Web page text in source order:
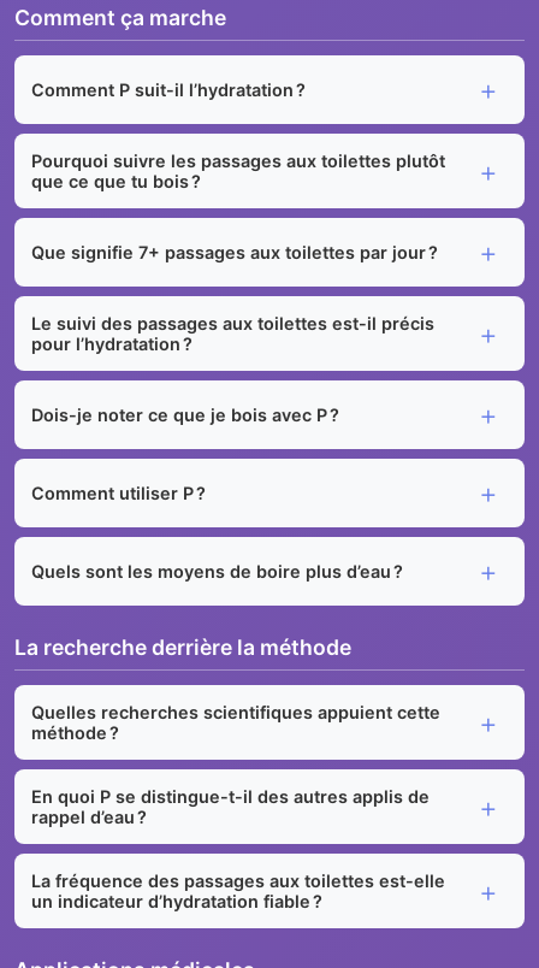
Comment ça marche
Comment P suit-il l’hydratation ?
Pourquoi suivre les passages aux toilettes plutôt
que ce que tu bois ?
Que signifie 7+ passages aux toilettes par jour ?
Le suivi des passages aux toilettes est-il précis
pour l’hydratation ?
Dois-je noter ce que je bois avec P ?
Comment utiliser P ?
Quels sont les moyens de boire plus d’eau ?
La recherche derrière la méthode
Quelles recherches scientifiques appuient cette
méthode ?
En quoi P se distingue-t-il des autres applis de
rappel d’eau ?
La fréquence des passages aux toilettes est-elle
un indicateur d’hydratation fiable ?